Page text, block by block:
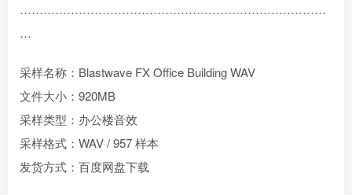
……………………………………………………………………
…
采样名称：Blastwave FX Office Building WAV
文件大小：920MB
采样类型：办公楼音效
采样格式：WAV / 957 样本
发货方式：百度网盘下载